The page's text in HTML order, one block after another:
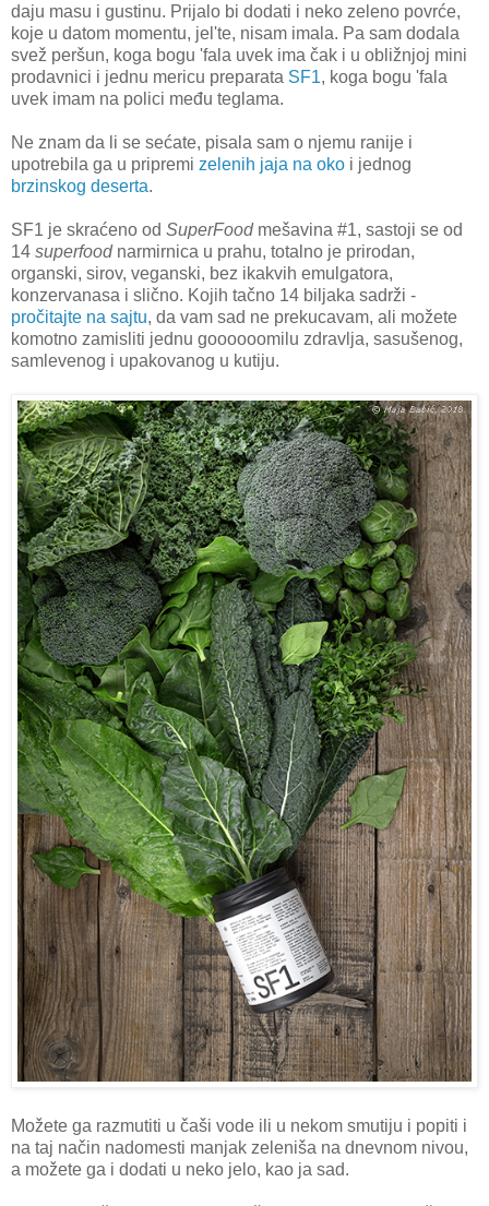
daju masu i gustinu. Prijalo bi dodati i neko zeleno povrće,
koje u datom momentu, jel'te, nisam imala. Pa sam dodala
svež peršun, koga bogu 'fala uvek ima čak i u obližnjoj mini
prodavnici i jednu mericu preparata SF1, koga bogu 'fala
uvek imam na polici među teglama.
Ne znam da li se sećate, pisala sam o njemu ranije i
upotrebila ga u pripremi zelenih jaja na oko i jednog
brzinskog deserta.
SF1 je skraćeno od SuperFoodmešavina #1, sastoji se od
14 superfoodnarmirnica u prahu, totalno je prirodan,
organski, sirov, veganski, bez ikakvih emulgatora,
konzervanasa i slično. Kojih tačno 14 biljaka sadrži -
pročitajte na sajtu, da vam sad ne prekucavam, ali možete
komotno zamisliti jednu goooooomilu zdravlja, sasušenog,
samlevenog i upakovanog u kutiju.
Možete ga razmutiti u čaši vode ili u nekom smutiju i popiti i
na taj način nadomesti manjak zeleniša na dnevnom nivou,
a možete ga i dodati u neko jelo, kao ja sad.